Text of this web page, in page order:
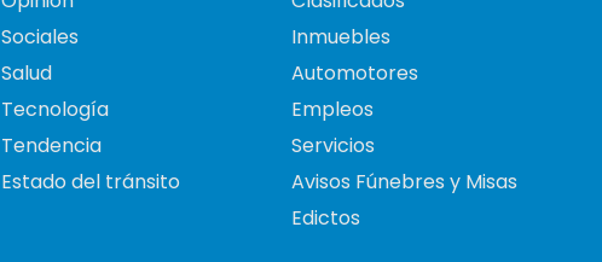
Sociales
Salud
Tecnología
Tendencia
Estado del tránsito
Inmuebles
Automotores
Empleos
Servicios
Avisos Fúnebres y Misas
Edictos